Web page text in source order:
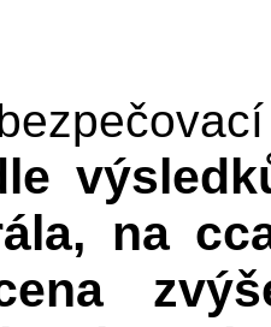
na